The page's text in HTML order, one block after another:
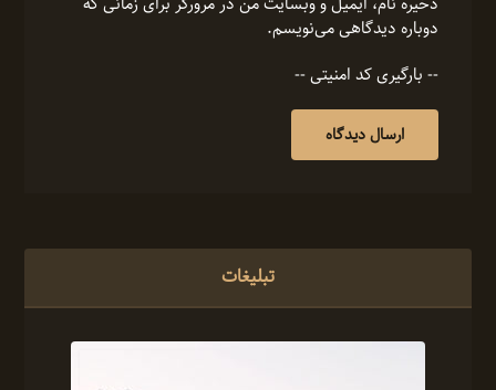
دوباره دیدگاهی می‌نویسم.
-- بارگیری کد امنیتی --
ارسال دیدگاه
تبلیغات